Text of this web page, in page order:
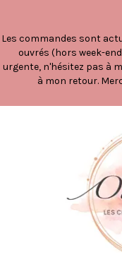
Les commandes sont
ouvrés (hors week-
urgente, n'hésitez pas à
à mon retour.